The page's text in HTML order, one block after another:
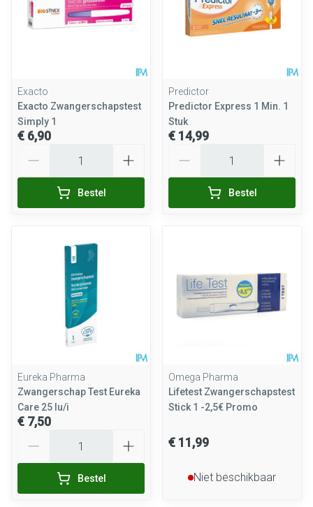
Exacto
Exacto Zwangerschapstest
Simply 1
€ 6,90
Bestel
Predictor
Predictor Express 1 Min. 1
Stuk
€ 14,99
Bestel
Eureka Pharma
Zwangerschap Test Eureka
Care 25 Iu/i
€ 7,50
Bestel
Omega Pharma
Lifetest Zwangerschapstest
Stick 1 -2,5€ Promo
€ 11,99
Niet beschikbaar